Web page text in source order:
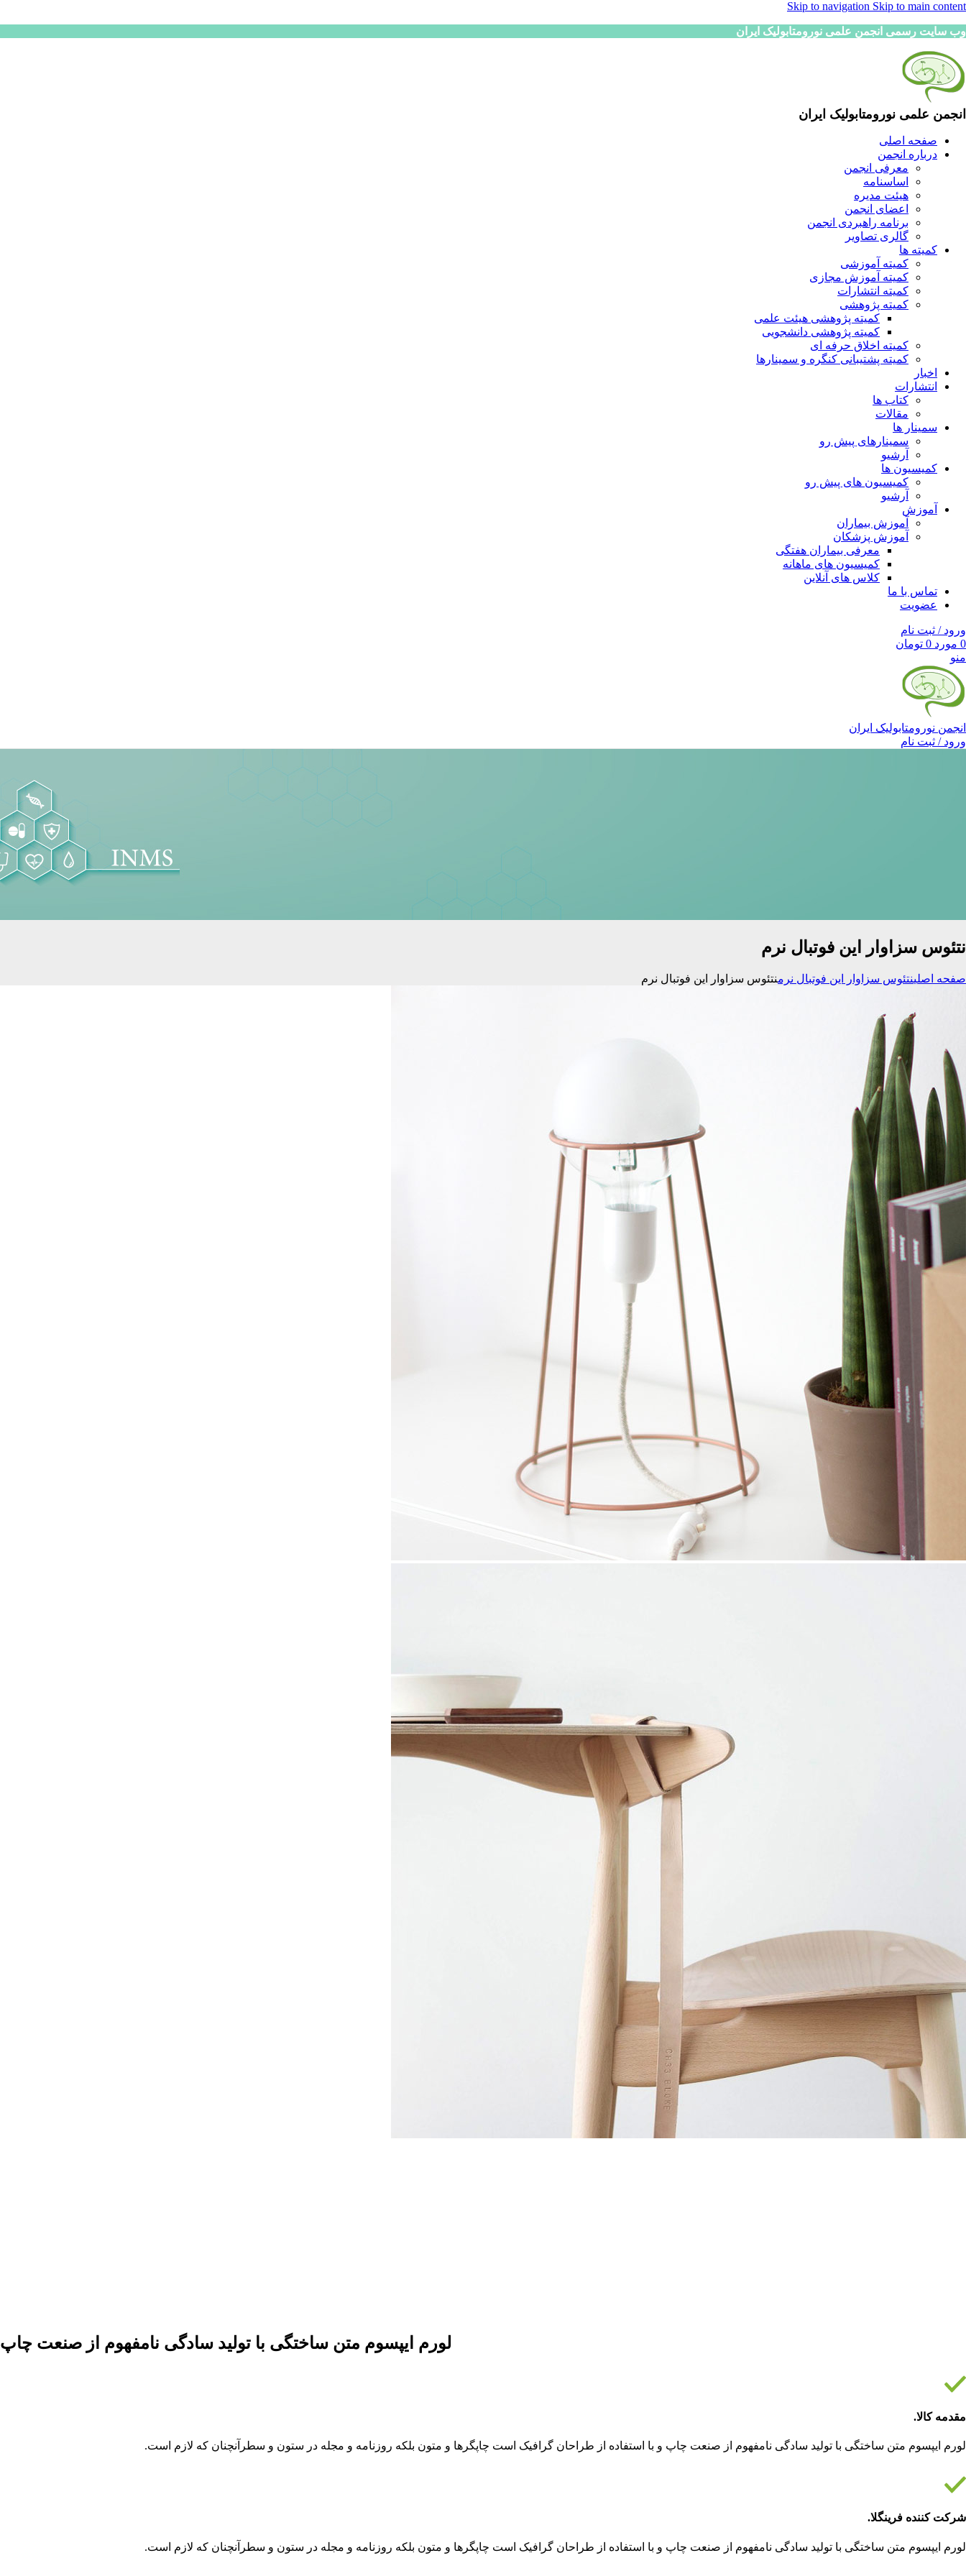
Skip to navigation Skip to main content
وب سایت رسمی انجمن علمی نورومتابولیک ایران
انجمن علمی نورومتابولیک ایران
صفحه اصلی
درباره انجمن
معرفی انجمن
اساسنامه
هیئت مدیره
اعضای انجمن
برنامه راهبردی انجمن
گالری تصاویر
کمیته ها
کمیته آموزشی
کمیته آموزش مجازی
کمیته انتشارات
کمیته پژوهشی
کمیته پژوهشی هیئت علمی
کمیته پژوهشی دانشجویی
کمیته اخلاق حرفه ای
کمیته پشتیبانی کنگره و سمینارها
اخبار
انتشارات
کتاب ها
مقالات
سمینار ها
سمینارهای پیش رو
آرشیو
کمیسیون ها
کمیسیون های پیش رو
آرشیو
آموزش
آموزش بیماران
آموزش پزشکان
معرفی بیماران هفتگی
کمیسیون های ماهانه
کلاس های آنلاین
تماس با ما
عضویت
ورود / ثبت نام
0 مورد 0 تومان
منو
انجمن نورومتابولیک ایران
ورود / ثبت نام
نتئوس سزاوار این فوتبال نرم
صفحه اصلینتئوس سزاوار این فوتبال نرمنتئوس سزاوار این فوتبال نرم
لورم ایپسوم متن ساختگی با تولید سادگی نامفهوم از صنعت چاپ
مقدمه کالا.
لورم ایپسوم متن ساختگی با تولید سادگی نامفهوم از صنعت چاپ و با استفاده از طراحان گرافیک است چاپگرها و متون بلکه روزنامه و مجله در ستون و سطرآنچنان که لازم است.
شرکت کننده فرینگلا.
لورم ایپسوم متن ساختگی با تولید سادگی نامفهوم از صنعت چاپ و با استفاده از طراحان گرافیک است چاپگرها و متون بلکه روزنامه و مجله در ستون و سطرآنچنان که لازم است.